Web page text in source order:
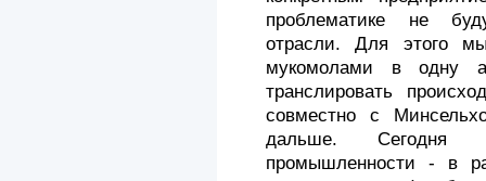
проблематике не
отрасли. Для этого
мукомолами в одну
транслировать
совместно с
дальше. Сегодня
промышленности - в